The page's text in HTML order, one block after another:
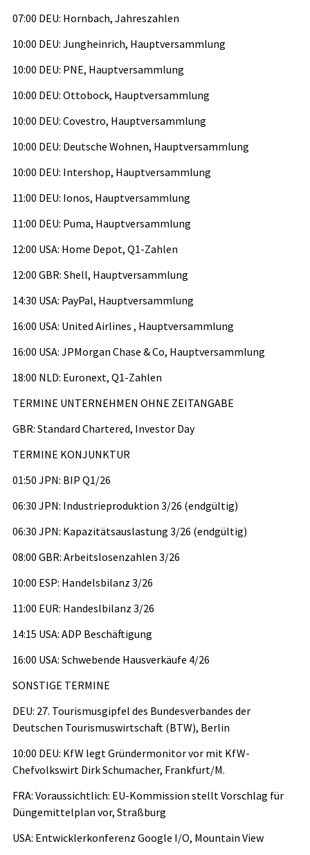
07:00 DEU: Hornbach, Jahreszahlen
10:00 DEU: Jungheinrich, Hauptversammlung
10:00 DEU: PNE, Hauptversammlung
10:00 DEU: Ottobock, Hauptversammlung
10:00 DEU: Covestro, Hauptversammlung
10:00 DEU: Deutsche Wohnen, Hauptversammlung
10:00 DEU: Intershop, Hauptversammlung
11:00 DEU: Ionos, Hauptversammlung
11:00 DEU: Puma, Hauptversammlung
12:00 USA: Home Depot, Q1-Zahlen
12:00 GBR: Shell, Hauptversammlung
14:30 USA: PayPal, Hauptversammlung
16:00 USA: United Airlines , Hauptversammlung
16:00 USA: JPMorgan Chase & Co, Hauptversammlung
18:00 NLD: Euronext, Q1-Zahlen
TERMINE UNTERNEHMEN OHNE ZEITANGABE
GBR: Standard Chartered, Investor Day
TERMINE KONJUNKTUR
01:50 JPN: BIP Q1/26
06:30 JPN: Industrieproduktion 3/26 (endgültig)
06:30 JPN: Kapazitätsauslastung 3/26 (endgültig)
08:00 GBR: Arbeitslosenzahlen 3/26
10:00 ESP: Handelsbilanz 3/26
11:00 EUR: Handeslbilanz 3/26
14:15 USA: ADP Beschäftigung
16:00 USA: Schwebende Hausverkäufe 4/26
SONSTIGE TERMINE
DEU: 27. Tourismusgipfel des Bundesverbandes der
Deutschen Tourismuswirtschaft (BTW), Berlin
10:00 DEU: KfW legt Gründermonitor vor mit KfW-
Chefvolkswirt Dirk Schumacher, Frankfurt/M.
FRA: Voraussichtlich: EU-Kommission stellt Vorschlag für
Düngemittelplan vor, Straßburg
USA: Entwicklerkonferenz Google I/O, Mountain View